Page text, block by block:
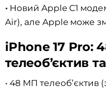
• Новий Apple C1
Air), але Apple може
iPhone 17 Pro:
телеоб’єктив
• 48 МП телеоб’єктив